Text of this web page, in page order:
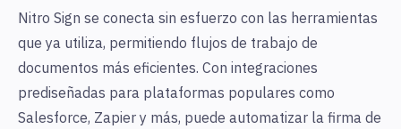
Nitro Sign se conecta sin esfuerzo con las herramientas
que ya utiliza, permitiendo flujos de trabajo de
documentos más eficientes. Con integraciones
prediseñadas para plataformas populares como
Salesforce, Zapier y más, puede automatizar la firma de